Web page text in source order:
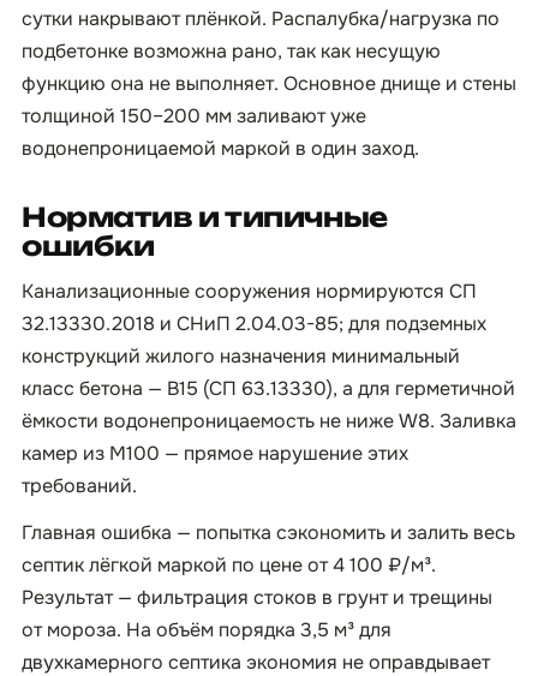
сутки накрывают плёнкой. Распалубка/нагрузка по
подбетонке возможна рано, так как несущую
функцию она не выполняет. Основное днище и стены
толщиной 150–200 мм заливают уже
водонепроницаемой маркой в один заход.
Норматив и типичные
ошибки
Канализационные сооружения нормируются СП
32.13330.2018 и СНиП 2.04.03-85; для подземных
конструкций жилого назначения минимальный
класс бетона — B15 (СП 63.13330), а для герметичной
ёмкости водонепроницаемость не ниже W8. Заливка
камер из М100 — прямое нарушение этих
требований.
Главная ошибка — попытка сэкономить и залить весь
септик лёгкой маркой по цене от 4 100 ₽/м³.
Результат — фильтрация стоков в грунт и трещины
от мороза. На объём порядка 3,5 м³ для
двухкамерного септика экономия не оправдывает